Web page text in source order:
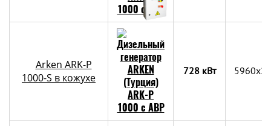
Arken ARK-P
1000-S в кожухе
728 кВт